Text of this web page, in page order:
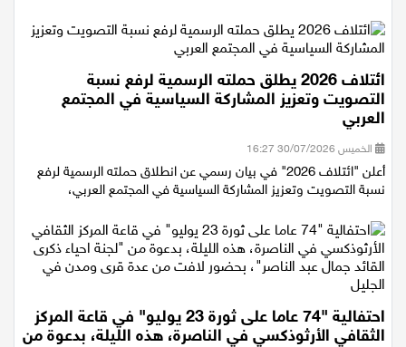
ائتلاف 2026 يطلق حملته الرسمية لرفع نسبة
التصويت وتعزيز المشاركة السياسية في المجتمع
العربي
الخميس 30/07/2026 16:27
أعلن "ائتلاف 2026" في بيان رسمي عن انطلاق حملته الرسمية لرفع
احتفالية "74 عاما على ثورة 23 يوليو" في قاعة المركز